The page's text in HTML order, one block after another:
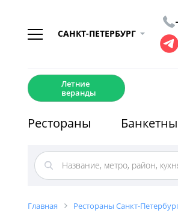
САНКТ-ПЕТЕРБУРГ
Летние
веранды
Рестораны
Главная Рестораны Санкт-